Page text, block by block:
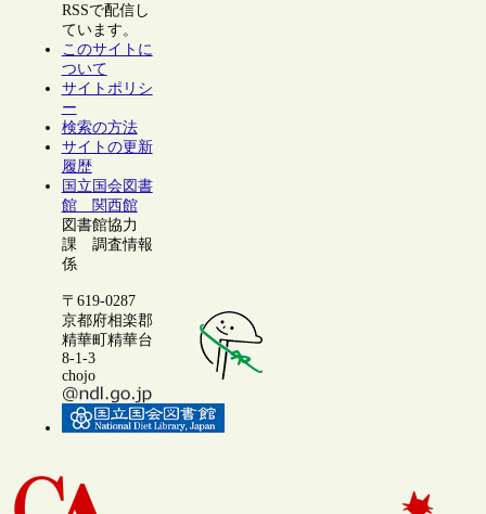
RSSで配信し
ています。
このサイトに
ついて
サイトポリシ
ー
検索の方法
サイトの更新
履歴
国立国会図書
館 関西館
図書館協力
課 調査情報
係
〒619-0287
京都府相楽郡
精華町精華台
8-1-3
chojo